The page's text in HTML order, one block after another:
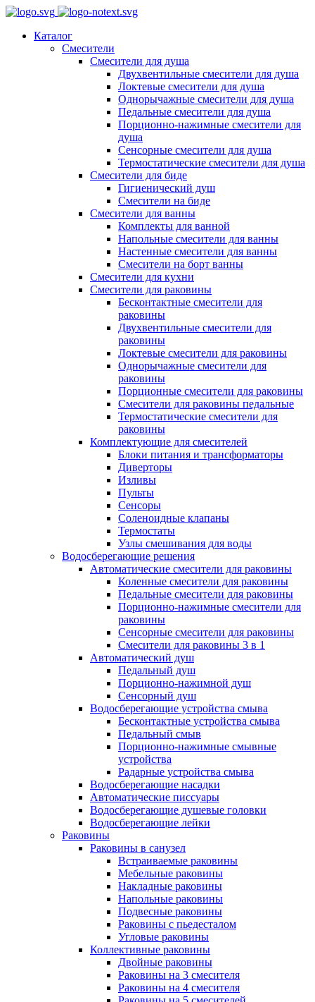
Каталог
Смесители
Смесители для душа
Двухвентильные смесители для душа
Локтевые смесители для душа
Однорычажные смесители для душа
Педальные смесители для душа
Порционно-нажимные смесители для
душа
Сенсорные смесители для душа
Термостатические смесители для душа
Смесители для биде
Гигиенический душ
Смесители на биде
Смесители для ванны
Комплекты для ванной
Напольные смесители для ванны
Настенные смесители для ванны
Смесители на борт ванны
Смесители для кухни
Смесители для раковины
Бесконтактные смесители для
раковины
Двухвентильные смесители для
раковины
Локтевые смесители для раковины
Однорычажные смесители для
раковины
Порционные смесители для раковины
Смесители для раковины педальные
Термостатические смесители для
раковины
Комплектующие для смесителей
Блоки питания и трансформаторы
Диверторы
Изливы
Пульты
Сенсоры
Соленоидные клапаны
Термостаты
Узлы смешивания для воды
Водосберегающие решения
Автоматические смесители для раковины
Коленные смесители для раковины
Педальные смесители для раковины
Порционно-нажимные смесители для
раковины
Сенсорные смесители для раковины
Смесители для раковины 3 в 1
Автоматический душ
Педальный душ
Порционно-нажимной душ
Сенсорный душ
Водосберегающие устройства смыва
Бесконтактные устройства смыва
Педальный смыв
Порционно-нажимные смывные
устройства
Радарные устройства смыва
Водосберегающие насадки
Автоматические писсуары
Водосберегающие душевые головки
Водосберегающие лейки
Раковины
Раковины в санузел
Встраиваемые раковины
Мебельные раковины
Накладные раковины
Напольные раковины
Подвесные раковины
Раковины с пьедесталом
Угловые раковины
Коллективные раковины
Двойные раковины
Раковины на 3 смесителя
Раковины на 4 смесителя